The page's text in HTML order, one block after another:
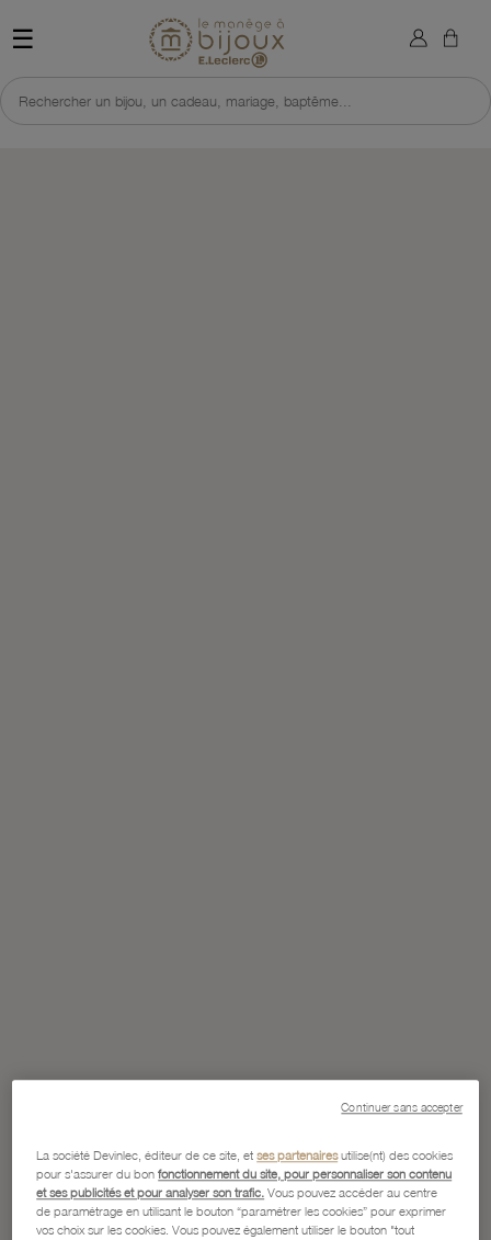
☰ Retour à l'accueil du site
Rechercher un bijou, un cadeau, mariage, baptême...
×
La société Devinlec, éditeur de ce site, etses partenairesutilise(nt) des cookies
pour s'assurer du bonfonctionnement du site, pour personnaliser son contenu
et ses publicités et pour analyser son trafic. Vous pouvez accéder au centre
de paramétrage en utilisant le bouton “paramétrer les cookies” pour exprimer
vos choix sur les cookies. Vous pouvez également utiliser le bouton "tout
Continuer sans accepter